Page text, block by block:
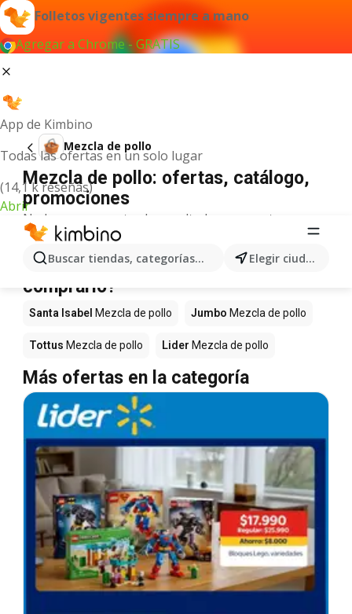
Folletos vigentes siempre a mano
Agregar a Chrome - GRATIS
App de Kimbino
Todas las ofertas en un solo lugar
(14,1 k reseñas)
Abrir
Buscar tiendas, categorías, productos... Elegir ciudad
Mezcla de pollo
Mezcla de pollo: ofertas, catálogo,
promociones
No hemos encontrado resultados para este
término.
Mezcla de pollo en oferta - ¿Dónde
comprarlo?
Santa Isabel Mezcla de pollo Jumbo Mezcla de pollo
Tottus Mezcla de pollo Lider Mezcla de pollo
Más ofertas en la categoría